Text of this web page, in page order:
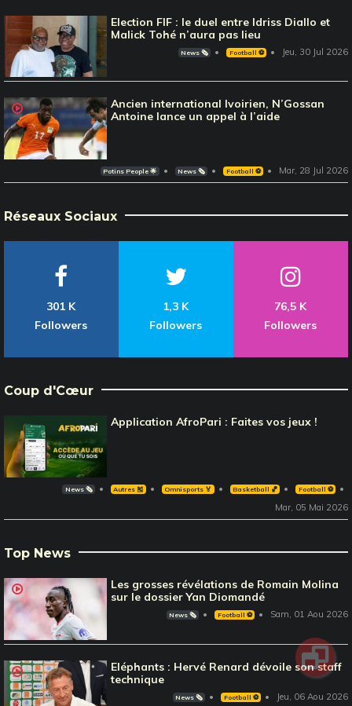
Election FIF : le duel entre Idriss Diallo et
Malick Tohé n’aura pas lieu
News 🗞️ Football ⚽️ Jeu, 30 Jul 2026
Ancien international Ivoirien, N’Gossan
Antoine lance un appel à l’aide
Potins People 🌟 News 🗞️ Football ⚽️ Mar, 28 Jul 2026
Réseaux Sociaux
301 K
Followers
1,3 K
Followers
76,5 K
Followers
Coup d'Cœur
Application AfroPari : Faites vos jeux !
News 🗞️ Autres 🎽 Omnisports 🏅 Basketball 🏀 Football ⚽️
Mar, 05 Mai 2026
Top News
Les grosses révélations de Romain Molina
sur le dossier Yan Diomandé
News 🗞️ Football ⚽️ Sam, 01 Aou 2026
Eléphants : Hervé Renard dévoile son staff
technique
News 🗞️ Football ⚽️ Jeu, 06 Aou 2026